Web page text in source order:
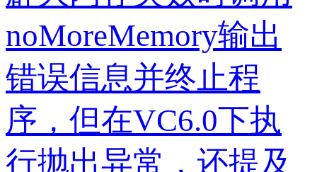
noMoreMemory输出
错误信息并终止程
序，但在VC6.0下执
行抛出异常，还提及